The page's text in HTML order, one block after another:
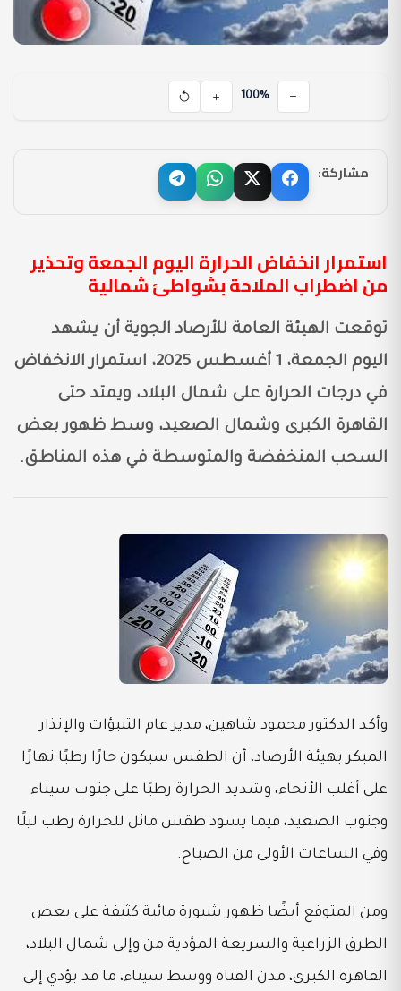
100%
مشاركة:
استمرار انخفاض الحرارة اليوم الجمعة وتحذير
من اضطراب الملاحة بشواطئ شمالية
توقعت الهيئة العامة للأرصاد الجوية أن يشهد
اليوم الجمعة، 1 أغسطس 2025، استمرار الانخفاض
في درجات الحرارة على شمال البلاد، ويمتد حتى
القاهرة الكبرى وشمال الصعيد، وسط ظهور بعض
السحب المنخفضة والمتوسطة في هذه المناطق.
وأكد الدكتور محمود شاهين، مدير عام التنبؤات والإنذار
المبكر بهيئة الأرصاد، أن الطقس سيكون حارًا رطبًا نهارًا
على أغلب الأنحاء، وشديد الحرارة رطبًا على جنوب سيناء
وجنوب الصعيد، فيما يسود طقس مائل للحرارة رطب ليلًا
وفي الساعات الأولى من الصباح.
ومن المتوقع أيضًا ظهور شبورة مائية كثيفة على بعض
الطرق الزراعية والسريعة المؤدية من وإلى شمال البلاد،
القاهرة الكبرى، مدن القناة ووسط سيناء، ما قد يؤدي إلى